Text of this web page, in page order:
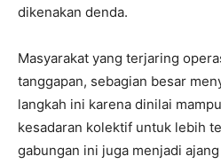
dikenakan denda.
Masyarakat yang terjaring
tanggapan, sebagian besar
langkah ini karena dinilai
kesadaran kolektif untuk lebih
gabungan ini juga menjadi